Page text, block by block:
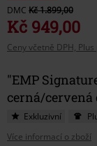
DMC Kč 1.899,00
Kč 949,00
Ceny včetně DPH,
"EMP
cerná/cervená
Exkluzivní
Více informací o zboží